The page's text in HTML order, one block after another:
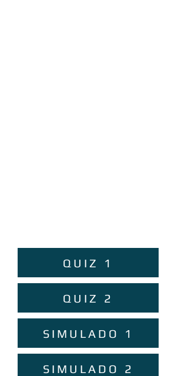
QUIZ 1
QUIZ 2
SIMULADO 1
SIMULADO 2